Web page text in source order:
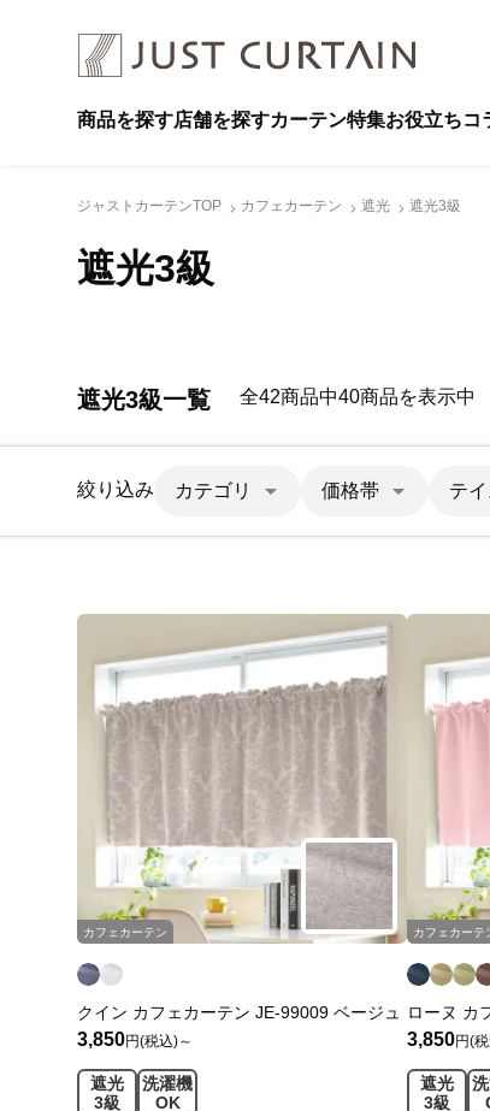
商品を探す店舗を探すカーテン特集お役立ちコ
ジャストカーテンTOP カフェカーテン 遮光 遮光3級
遮光3級
遮光3級一覧 全42商品中40商品を表示中
絞り込み カテゴリ 価格帯 テイ
カフェカーテン
クイン カフェカーテン JE-99009 ベージュ
3,850円(税込)～
遮光
3級
洗濯機
OK
カフェカーテ
ローヌ カ
3,850円(
遮光
3級